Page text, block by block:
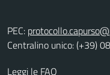
PEC:
Centralino unico: (+39)
Leggi le FAQ